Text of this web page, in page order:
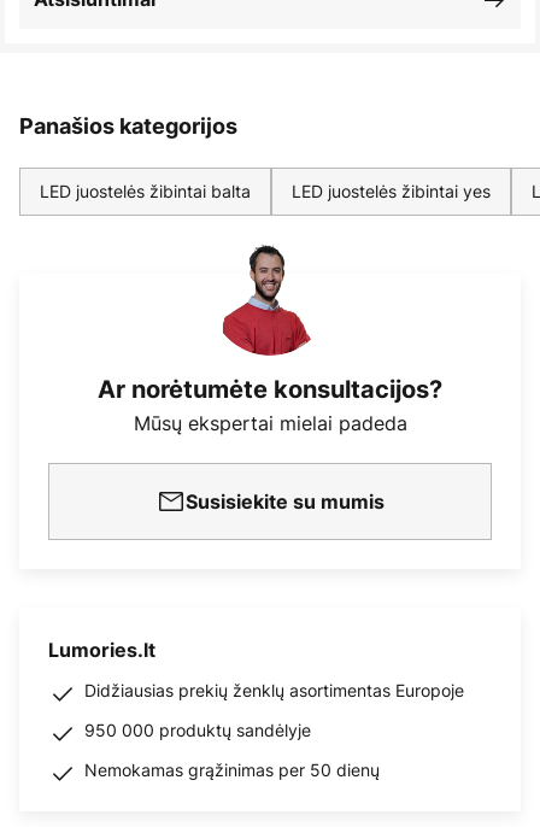
Panašios kategorijos
LED juostelės žibintai balta LED juostelės žibintai yes
Ar norėtumėte konsultacijos?
Mūsų ekspertai mielai padeda
Susisiekite su mumis
Lumories.lt
Didžiausias prekių ženklų asortimentas Europoje
950 000 produktų sandėlyje
Nemokamas grąžinimas per 50 dienų